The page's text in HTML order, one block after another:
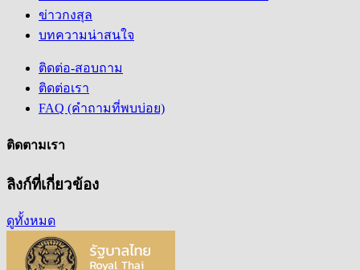
ข่าวกงสุล
บทความน่าสนใจ
ติดต่อ-สอบถาม
ติดต่อเรา
FAQ (คำถามที่พบบ่อย)
ติดตามเรา
ลิงก์ที่เกี่ยวข้อง
ดูทั้งหมด